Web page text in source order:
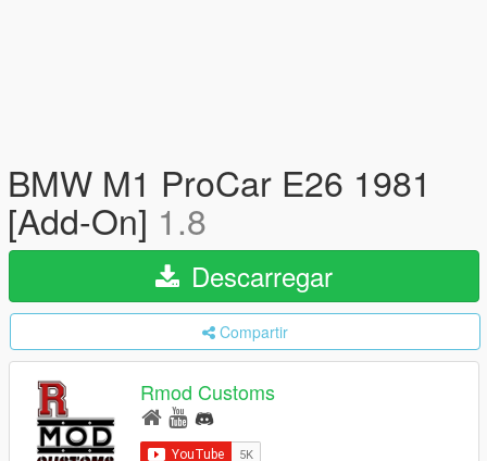
BMW M1 ProCar E26 1981
[Add-On] 1.8
Descarregar
Compartir
Rmod Customs